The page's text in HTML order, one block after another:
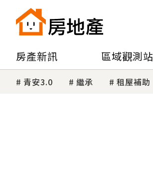
房產新訊 區域觀測站
青安3.0 繼承 租屋補助